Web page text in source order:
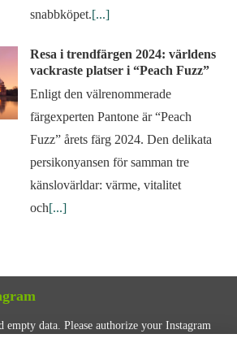
snabbköpet.[...]
Resa i trendfärgen 2024: världens
vackraste platser i “Peach Fuzz”
Enligt den välrenommerade
färgexperten Pantone är “Peach
Fuzz” årets färg 2024. Den delikata
persikonyansen för samman tre
känslovärldar: värme, vitalitet
och[...]
empty data. Please authorize your Instagram